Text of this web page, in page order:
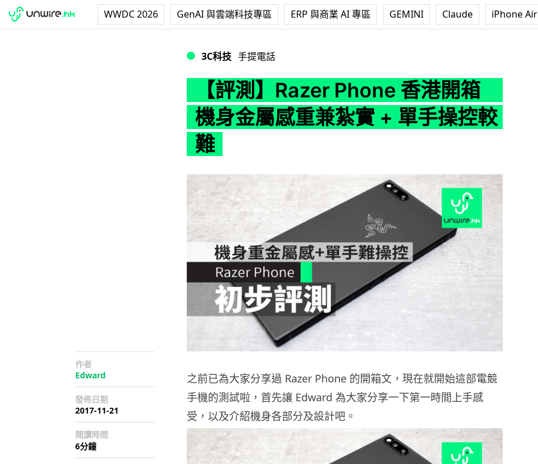
WWDC 2026 GenAI 與雲端科技專區 ERP 與商業 AI 專區 GEMINI Claude iPhone Air
3C科技 手提電話
【評測】Razer Phone 香港開箱
機身金屬感重兼紮實 + 單手操控較
難
作者
Edward
發佈日期
2017-11-21
閱讀時間
6分鐘
之前已為大家分享過 Razer Phone 的開箱文，現在就開始這部電競
手機的測試啦，首先讓 Edward 為大家分享一下第一時間上手感
受，以及介紹機身各部分及設計吧。